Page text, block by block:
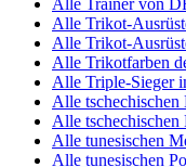
Alle Trainer von
Alle Trikot-
Alle Trikot-
Alle Trikotfarben
Alle Triple-Sieger
Alle tschechischen
Alle tschechischen
Alle tunesischen
Alle tunesischen